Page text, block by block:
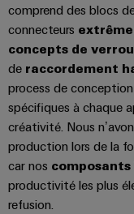
efficaces,
fiables,
évolutifs
Fabricants
Solutions
de
technique
de
raccordement
innovantes
Mesurage
intelligente
Weidmüller
Solutions
Workplace
câbles
Modules
de
câblage
API
et
solutions
de
migration
circuit
imprimé
Services
de
laboratoire
Support
Support
Presse
Nouvelles
locales
Actualité
de
l'entreprise
comprend des blocs
connecteurs
concepts de
de raccordement
process de
spécifiques à chaque
créativité. Nous
production lors de la
car nos composants
productivité les plus
refusion.